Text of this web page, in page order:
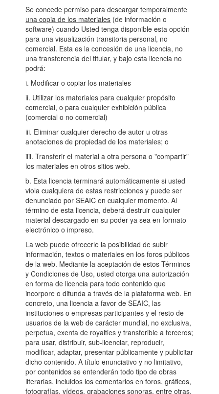
Se concede permiso paradescargar temporalmente
una copia de los materiales (de información o
software) cuando Usted tenga disponible esta opción
para una visualización transitoria personal, no
comercial. Esta es la concesión de una licencia, no
una transferencia del titular, y bajo esta licencia no
podrá:
i. Modificar o copiar los materiales
ii. Utilizar los materiales para cualquier propósito
comercial, o para cualquier exhibición pública
(comercial o no comercial)
iii. Eliminar cualquier derecho de autor u otras
anotaciones de propiedad de los materiales; o
iiii. Transferir el material a otra persona o "compartir"
los materiales en otros sitios web.
b. Esta licencia terminará automáticamente si usted
viola cualquiera de estas restricciones y puede ser
denunciado por SEAIC en cualquier momento. Al
término de esta licencia, deberá destruir cualquier
material descargado en su poder ya sea en formato
electrónico o impreso.
La web puede ofrecerle la posibilidad de subir
información, textos o materiales en los foros públicos
de la web. Mediante la aceptación de estos Términos
y Condiciones de Uso, usted otorga una autorización
en forma de licencia para todo contenido que
incorpore o difunda a través de la plataforma web. En
concreto, una licencia a favor de SEAIC, las
instituciones o empresas participantes y el resto de
usuarios de la web de carácter mundial, no exclusiva,
perpetua, exenta de royalties y transferible a terceros;
para usar, distribuir, sub-licenciar, reproducir,
modificar, adaptar, presentar públicamente y publicitar
dicho contenido. A título enunciativo y no limitativo,
por contenidos se entenderán todo tipo de obras
literarias, incluidos los comentarios en foros, gráficos,
fotografías, vídeos, grabaciones sonoras, entre otras.